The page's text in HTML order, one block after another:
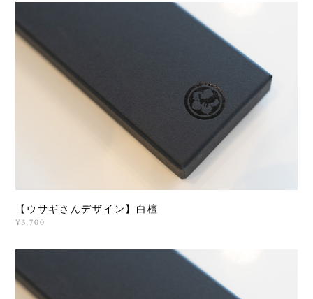
【ウサギさんデザイン】白檀
¥3,700